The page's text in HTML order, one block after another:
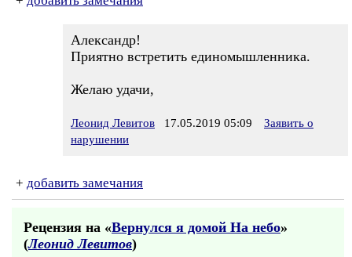
Александр!
Приятно встретить единомышленника.
Желаю удачи,
Леонид Левитов 17.05.2019 05:09
Заявить о
нарушении
+ добавить замечания
Рецензия на «Вернулся я домой На небо»
(Леонид Левитов)